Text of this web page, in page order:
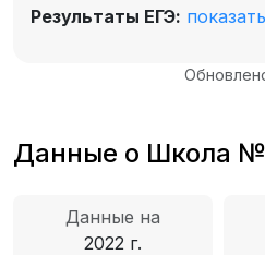
Результаты ЕГЭ:
Данные о Школа
Данные на
2022 г.